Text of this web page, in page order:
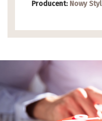
Producent: Nowy Styl